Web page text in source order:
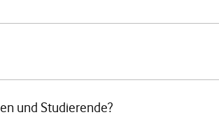
und Studierende?